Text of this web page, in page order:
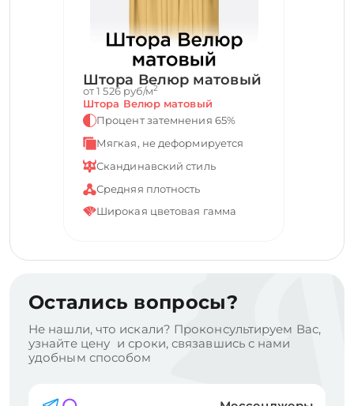
Штора Велюр матовый
от 1 526 руб/м2
Штора Велюр матовый
Процент затемнения 65%
Мягкая, не деформируется
Скандинавский стиль
Средняя плотность
Широкая цветовая гамма
Остались вопросы?
Не нашли, что искали? Проконсультируем Вас,
узнайте цену и сроки, связавшись с нами
удобным способом